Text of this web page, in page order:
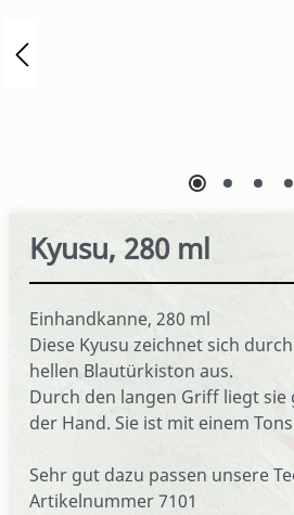
Kyusu, 280 ml
Einhandkanne, 280 ml
Diese Kyusu zeichnet sich
hellen Blautürkiston aus.
Durch den langen Griff liegt sie
der Hand. Sie ist mit einem
Sehr gut dazu passen unsere
Artikelnummer 7101